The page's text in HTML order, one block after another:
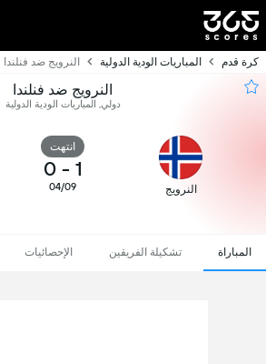
كرة قدم المباريات الودية الدولية النرويج ضد فنلندا
النرويج ضد فنلندا
دولي, المباريات الودية الدولية
النرويج
انتهت
1
-
0
04/09
المباراة تشكيلة الفريقين الإحصائيات